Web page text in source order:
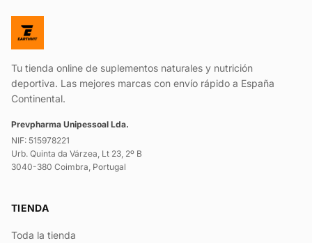
Tu tienda online de suplementos naturales y nutrición
deportiva. Las mejores marcas con envío rápido a España
Continental.
Prevpharma Unipessoal Lda.
NIF: 515978221
Urb. Quinta da Várzea, Lt 23, 2º B
3040-380 Coimbra, Portugal
TIENDA
Toda la tienda